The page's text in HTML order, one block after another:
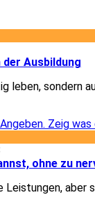
Ausbildung
leben, sondern
ohne zu
Leistungen, aber